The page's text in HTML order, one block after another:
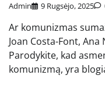
Admin 9 Rugsėjo, 2025
Ar komunizmas
Joan Costa-Font,
Parodykite, kad
komunizmą, yra